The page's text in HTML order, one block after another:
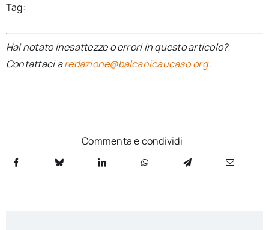
Tag:
Hai notato inesattezze o errori in questo articolo?
Contattaci aredazione@balcanicaucaso.org.
Commenta e condividi